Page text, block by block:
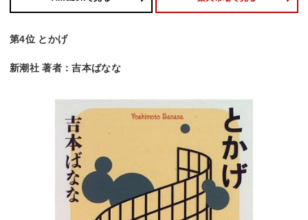
第4位 とかげ
新潮社 著者：吉本ばなな